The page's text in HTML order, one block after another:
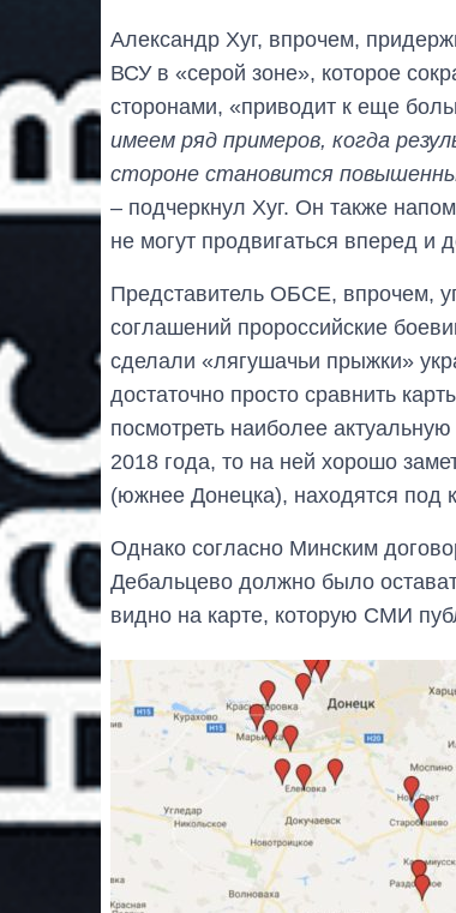
Александр Хуг, впрочем,
ВСУ в «серой зоне», которое
сторонами, «приводит к еще
имеем ряд примеров, когда
стороне становится
– подчеркнул Хуг. Он также
не могут продвигаться вперед и
Представитель ОБСЕ, впрочем,
соглашений пророссийские
сделали «лягушачьи прыжки»
достаточно просто сравнить
посмотреть наиболее
2018 года, то на ней хорошо
(южнее Донецка), находятся под
Однако согласно Минским
Дебальцево должно было
видно на карте, которую СМИ